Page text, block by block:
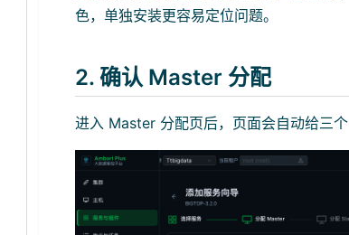
色，单独安装更容易定位问题。
2. 确认 Master 分配
进入 Master 分配页后，页面会自动给三